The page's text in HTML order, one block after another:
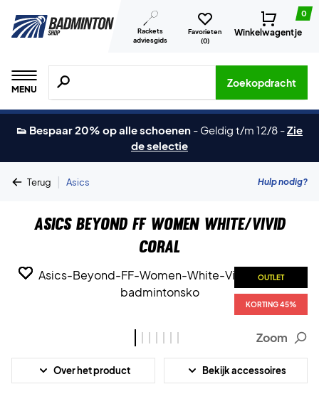
Rackets
adviesgids
Favorieten
(0)
0
Winkelwagentje
MENU
Zoeken naar producten, merken etc.
Zoekopdracht
👟 Bespaar 20% op alle schoenen - Geldig t/m 12/8 -Zie
de selectie
Terug | Asics Hulp nodig?
Asics Beyond FF Women White/Vivid
Coral
OUTLET
KORTING 45%
OUTLET
KORTING 45%
OUTLET
KORTING 45%
OUTLET
KORTING 45%
OUTLET
KORTING 45%
OUTLET
KORTING 45%
OUTLET
KORTING 45%
Zoom
Over het product Bekijk accessoires